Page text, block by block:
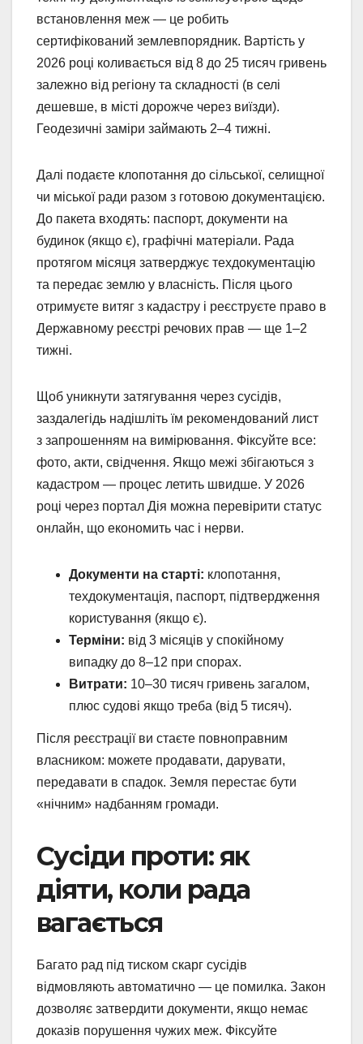
встановлення меж — це робить
сертифікований землевпорядник. Вартість у
2026 році коливається від 8 до 25 тисяч гривень
залежно від регіону та складності (в селі
дешевше, в місті дорожче через виїзди).
Геодезичні заміри займають 2–4 тижні.
Далі подаєте клопотання до сільської, селищної
чи міської ради разом з готовою документацією.
До пакета входять: паспорт, документи на
будинок (якщо є), графічні матеріали. Рада
протягом місяця затверджує техдокументацію
та передає землю у власність. Після цього
отримуєте витяг з кадастру і реєструєте право в
Державному реєстрі речових прав — ще 1–2
тижні.
Щоб уникнути затягування через сусідів,
заздалегідь надішліть їм рекомендований лист
з запрошенням на вимірювання. Фіксуйте все:
фото, акти, свідчення. Якщо межі збігаються з
кадастром — процес летить швидше. У 2026
році через портал Дія можна перевірити статус
онлайн, що економить час і нерви.
Документи на старті: клопотання,
техдокументація, паспорт, підтвердження
користування (якщо є).
Терміни: від 3 місяців у спокійному
випадку до 8–12 при спорах.
Витрати: 10–30 тисяч гривень загалом,
плюс судові якщо треба (від 5 тисяч).
Після реєстрації ви стаєте повноправним
власником: можете продавати, дарувати,
передавати в спадок. Земля перестає бути
«нічним» надбанням громади.
Сусіди проти: як
діяти, коли рада
вагається
Багато рад під тиском скарг сусідів
відмовляють автоматично — це помилка. Закон
дозволяє затвердити документи, якщо немає
доказів порушення чужих меж. Фіксуйте